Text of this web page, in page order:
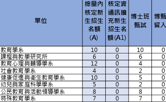
教育學系 10 0 10 0
課程與教學研究所 6 0 6 0
教育心理與輔導學系 12 0 4 0
社會教育學系 4 0 2 0
健康促進與衛生教育學系
10 0 5 0
幼兒與家庭科學學系 5 0 2 0
公民教育與活動領導學系
8 0 8 0
特殊教育學系 7 0 7 0
博
留
單位
總量內
核定新
生招生
名額
(A)
核定資
通訊擴
充新生
招生名
額(A1)
博士班
甄試